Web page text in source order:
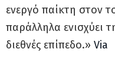
ενεργό παίκτη στον
παράλληλα ενισχύει
διεθνές επίπεδο.» Via